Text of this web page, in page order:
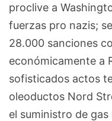
proclive a
fuerzas pro nazis;
28.000 sanciones
económicamente a
sofisticados actos
oleoductos Nord
el suministro de